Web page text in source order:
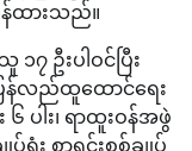
ထားသည်။
၇ ဦးပါဝင်ပြီး
ြန်လည်ထူထောင်ရေး
၆ ပါး၊ ရာထူးဝန်အဖွဲ
ပ်ရုံး စာရင်းစစ်ချုပ်